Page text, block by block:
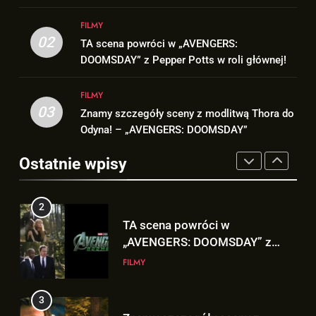
„AVENGERS: DOOMSDAY” z
Pepper Potts w roli głównej!
FILMY
3
Znamy szczegóły sceny z
„AVENGERS: DOOMSDAY”
FILMY
4
Kit Connor dołączy do obsady
„X-MEN” jako nowy Scott
Summers!
5
Tom Holland napisał list do
02
FILMY
TA scena powróci w „AVENGERS:
DOOMSDAY” z Pepper Potts w roli głównej!
03
FILMY
Znamy szczegóły sceny z modlitwą Thora do
Odyna! – „AVENGERS: DOOMSDAY”
Ostatnie wpisy
Co naprawdę wydarzyło się na
Staten Island? – „SPIDER-MAN:
2
TA scena powróci w
„AVENGERS: DOOMSDAY” z
Pepper Potts w roli głównej!
FILMY
3
Znamy szczegóły sceny z
modlitwą Thora do Odyna! –
„AVENGERS: DOOMSDAY”
FILMY
4